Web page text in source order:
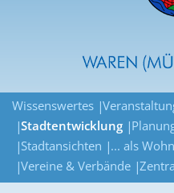
Wissenswertes
Stadtentwicklung
Stadtansichten
... als
Vereine & Verbände